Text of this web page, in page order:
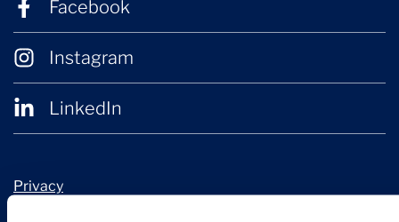
Facebook
Instagram
LinkedIn
Privacy